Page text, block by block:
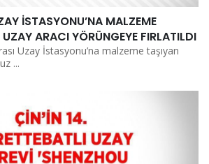
İSTASYONU’NA MALZEME
ARACI YÖRÜNGEYE FIRLATILDI
Uzay İstasyonu’na malzeme taşıyan
...